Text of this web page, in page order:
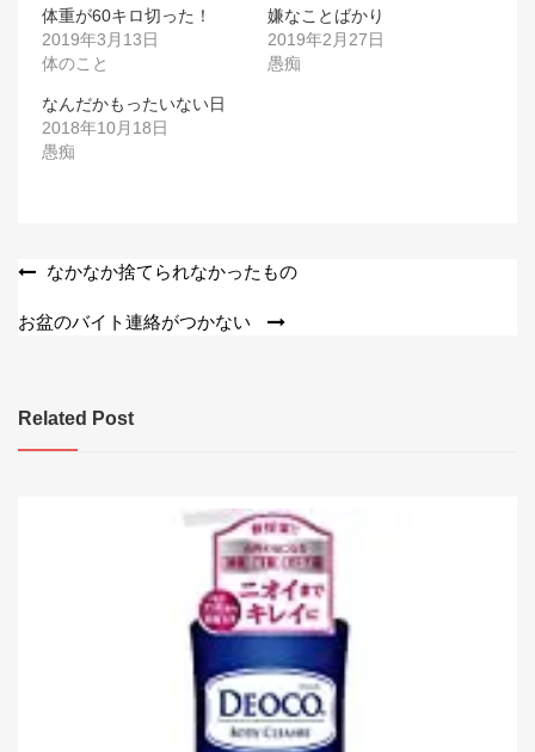
体重が60キロ切った！
2019年3月13日
体のこと
嫌なことばかり
2019年2月27日
愚痴
なんだかもったいない日
2018年10月18日
愚痴
投
稿
ゲ
ー
なかなか捨てられなかったもの
お盆のバイト連絡がつかない
Related Post